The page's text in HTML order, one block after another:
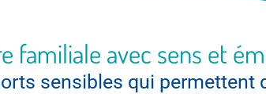
familiale avec sens et
sensibles qui permettent